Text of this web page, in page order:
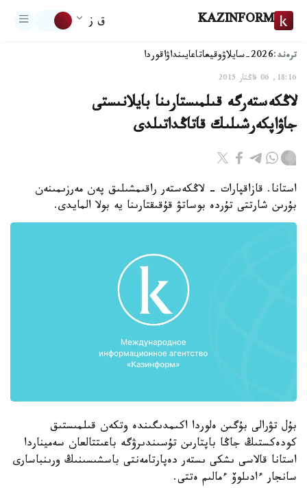
KAZINFORM ق ز
ترەند:2026-سايلاۋ وقيعاتاعايىنداۋاقوردا
18:16, 06 قاڭتار 2015
لاڭكەستەرگە قىلمىستارىنا بايلانىستى
جاۋاپكەرشىلىك قاتاڭداتىلدى
استانا. قازاقپارات - لاڭكەستەر راقىمشىلىق پەن مەرزىمىنەن
بۇرىن شارتتى تۇردە بوساتۋ قۇقىقتارىنا يە بولا المايدى.
بۇل تۋرالى بۇگىن ەلوردا اكىمدىگىندە وتكەن قىلمىستىق
كودەكستىڭ جاڭا باپتارىن تۇسىندىرۋگە باعىتتالعان سەميناردا
استانا قالاسى ىشكى ىستەر دەپارتامەنتى باسشىسىنىڭ ورىنباسارى
سانجار ءادىلوۆ ءمالىم ەتتى.